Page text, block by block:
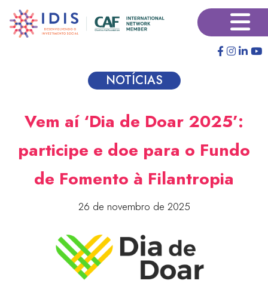
para
×
NOTÍCIAS
Vem aí ‘Dia de Doar 2025’:
participe e doe para o Fundo
de Fomento à Filantropia
26 de novembro de 2025